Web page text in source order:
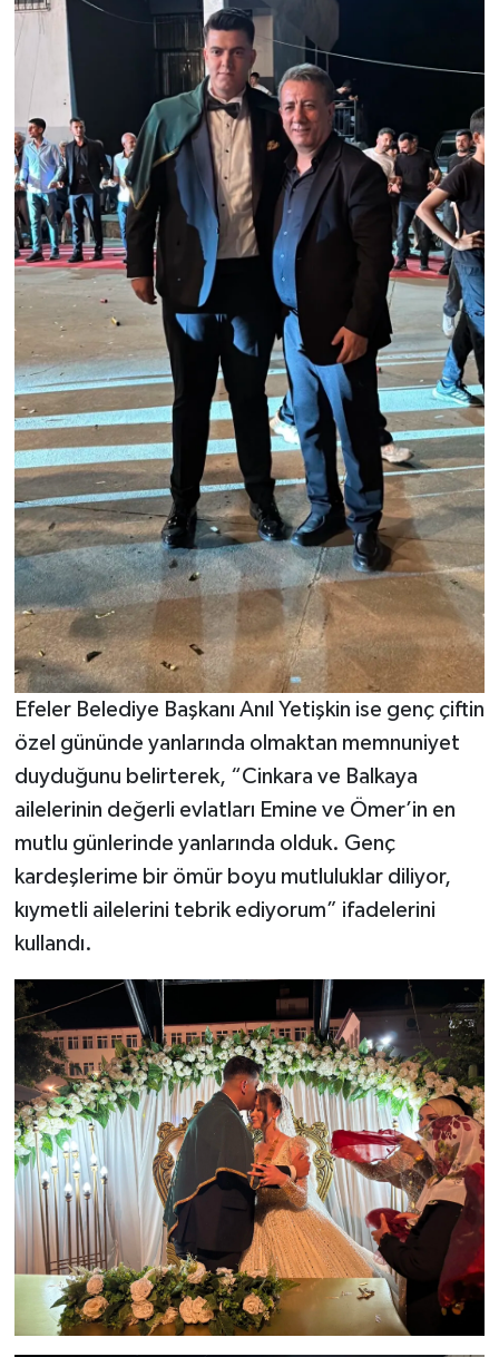
Efeler Belediye Başkanı Anıl Yetişkin ise genç çiftin
özel gününde yanlarında olmaktan memnuniyet
duyduğunu belirterek, “Cinkara ve Balkaya
ailelerinin değerli evlatları Emine ve Ömer’in en
mutlu günlerinde yanlarında olduk. Genç
kardeşlerime bir ömür boyu mutluluklar diliyor,
kıymetli ailelerini tebrik ediyorum” ifadelerini
kullandı.